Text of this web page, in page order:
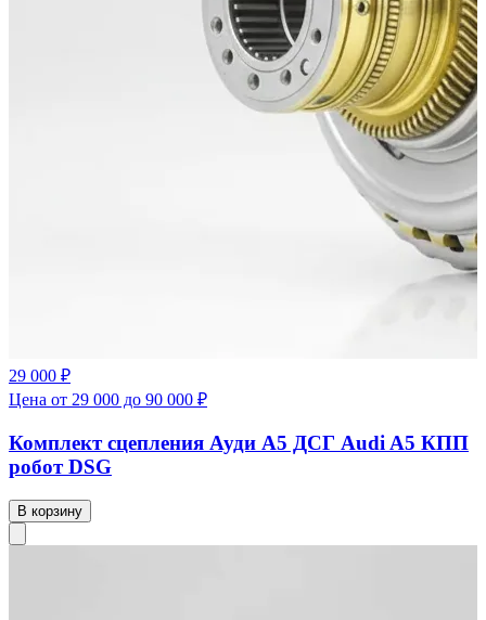
29 000 ₽
Цена от 29 000 до 90 000 ₽
Комплект сцепления Ауди А5 ДСГ Audi A5 КПП
робот DSG
В корзину